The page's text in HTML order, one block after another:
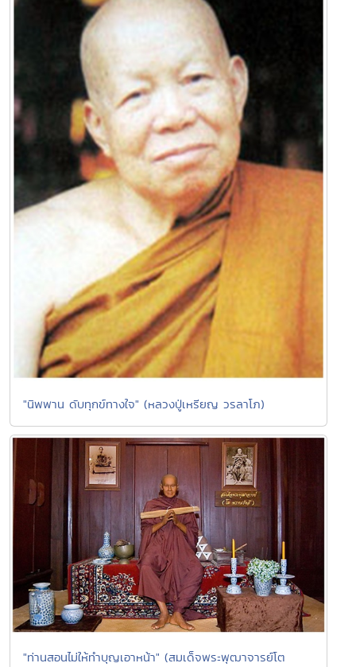
"นิพพาน ดับทุกข์ทางใจ" (หลวงปู่เหรียญ วรลาโภ)
"ท่านสอนไม่ให้ทำบุญเอาหน้า" (สมเด็จพระพุฒาจารย์โต